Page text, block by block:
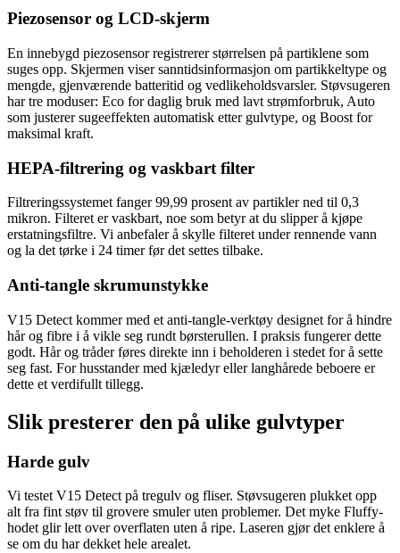
Piezosensor og LCD-skjerm
En innebygd piezosensor registrerer størrelsen på partiklene som
suges opp. Skjermen viser sanntidsinformasjon om partikkeltype og
mengde, gjenværende batteritid og vedlikeholdsvarsler. Støvsugeren
har tre moduser: Eco for daglig bruk med lavt strømforbruk, Auto
som justerer sugeeffekten automatisk etter gulvtype, og Boost for
maksimal kraft.
HEPA-filtrering og vaskbart filter
Filtreringssystemet fanger 99,99 prosent av partikler ned til 0,3
mikron. Filteret er vaskbart, noe som betyr at du slipper å kjøpe
erstatningsfiltre. Vi anbefaler å skylle filteret under rennende vann
og la det tørke i 24 timer før det settes tilbake.
Anti-tangle skrumunstykke
V15 Detect kommer med et anti-tangle-verktøy designet for å hindre
hår og fibre i å vikle seg rundt børsterullen. I praksis fungerer dette
godt. Hår og tråder føres direkte inn i beholderen i stedet for å sette
seg fast. For husstander med kjæledyr eller langhårede beboere er
dette et verdifullt tillegg.
Slik presterer den på ulike gulvtyper
Harde gulv
Vi testet V15 Detect på tregulv og fliser. Støvsugeren plukket opp
alt fra fint støv til grovere smuler uten problemer. Det myke Fluffy-
hodet glir lett over overflaten uten å ripe. Laseren gjør det enklere å
se om du har dekket hele arealet.